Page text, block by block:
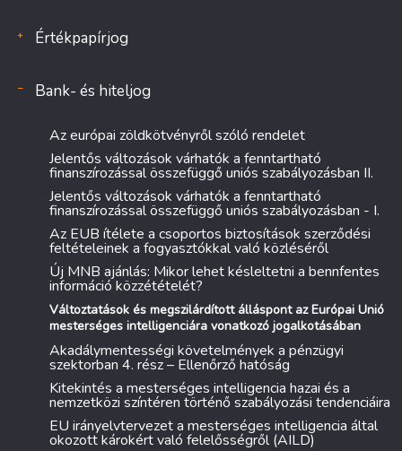
Értékpapírjog
Bank- és hiteljog
Az európai zöldkötvényről szóló rendelet
Jelentős változások várhatók a fenntartható
finanszírozással összefüggő uniós szabályozásban II.
Jelentős változások várhatók a fenntartható
finanszírozással összefüggő uniós szabályozásban - I.
Az EUB ítélete a csoportos biztosítások szerződési
feltételeinek a fogyasztókkal való közléséről
Új MNB ajánlás: Mikor lehet késleltetni a bennfentes
információ közzétételét?
Változtatások és megszilárdított álláspont az Európai Unió
mesterséges intelligenciára vonatkozó jogalkotásában
Akadálymentességi követelmények a pénzügyi
szektorban 4. rész – Ellenőrző hatóság
Kitekintés a mesterséges intelligencia hazai és a
nemzetközi színtéren történő szabályozási tendenciáira
EU irányelvtervezet a mesterséges intelligencia által
okozott károkért való felelősségről (AILD)